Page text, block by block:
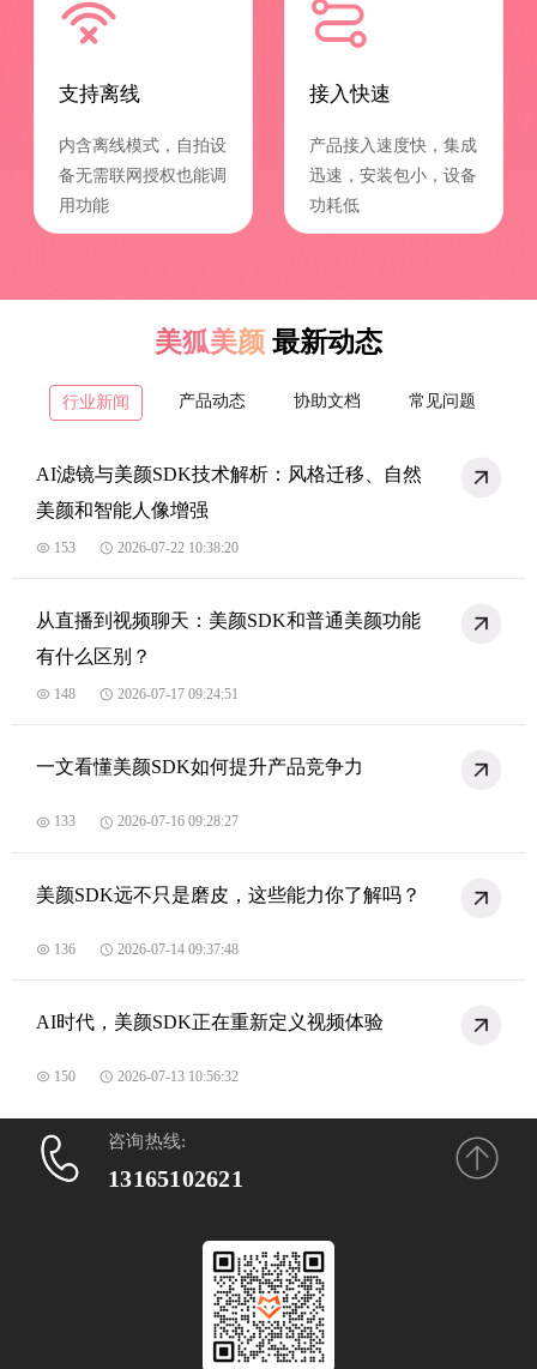
支持离线
内含离线模式，自拍设
备无需联网授权也能调
用功能
接入快速
产品接入速度快，集成
迅速，安装包小，设备
功耗低
美狐美颜 最新动态
行业新闻 产品动态 协助文档 常见问题
AI滤镜与美颜SDK技术解析：风格迁移、自然
美颜和智能人像增强
153 2026-07-22 10:38:20
从直播到视频聊天：美颜SDK和普通美颜功能
有什么区别？
148 2026-07-17 09:24:51
一文看懂美颜SDK如何提升产品竞争力
133 2026-07-16 09:28:27
美颜SDK远不只是磨皮，这些能力你了解吗？
136 2026-07-14 09:37:48
AI时代，美颜SDK正在重新定义视频体验
150 2026-07-13 10:56:32
咨询热线:
13165102621